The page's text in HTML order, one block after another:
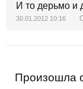
И то дерьмо и
30.01.2012 10:16
Произошла